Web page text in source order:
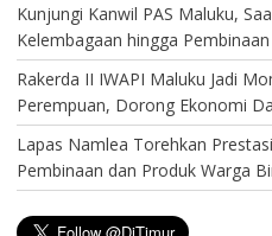
Kunjungi Kanwil PAS Maluku,
Kelembagaan hingga
Rakerda II IWAPI Maluku Jadi
Perempuan, Dorong Ekonomi
Lapas Namlea Torehkan
Pembinaan dan Produk Warga